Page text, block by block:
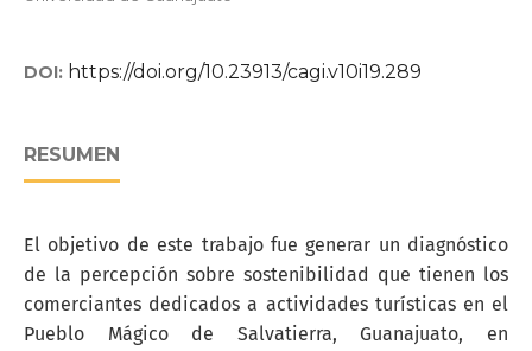
DOI: https://doi.org/10.23913/cagi.v10i19.289
RESUMEN
El objetivo de este trabajo fue generar un diagnóstico
de la percepción sobre sostenibilidad que tienen los
comerciantes dedicados a actividades turísticas en el
Pueblo Mágico de Salvatierra, Guanajuato, en